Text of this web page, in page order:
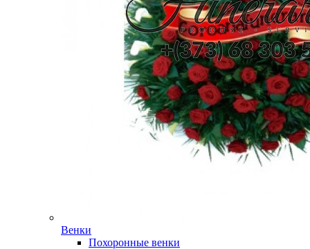
Венки
Похоронные венки